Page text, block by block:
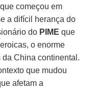
começou em
a difícil herança do
do PIME que
o enorme
China continental.
que mudou
afetam a